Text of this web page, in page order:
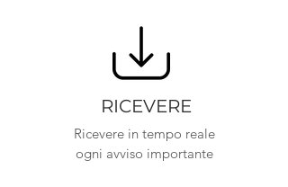
RICEVERE
Ricevere in tempo reale
ogni avviso importante